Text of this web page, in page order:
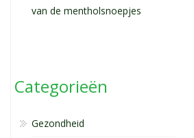
van de mentholsnoepjes
Categorieën
Gezondheid